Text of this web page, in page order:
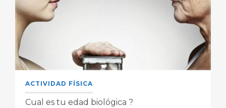
ACTIVIDAD FÍSICA
Cual es tu edad biológica ?